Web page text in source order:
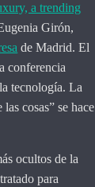
a trending
Girón,
de Madrid. El
conferencia
tecnología. La
cosas” se hace
ocultos de la
para